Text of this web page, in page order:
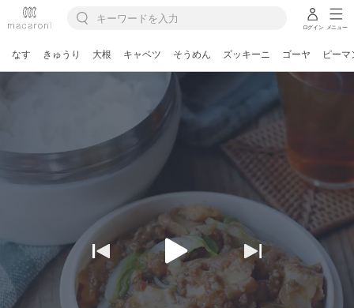
ログイン メニュー
なす きゅうり 大根 キャベツ そうめん ズッキーニ ゴーヤ ピーマ